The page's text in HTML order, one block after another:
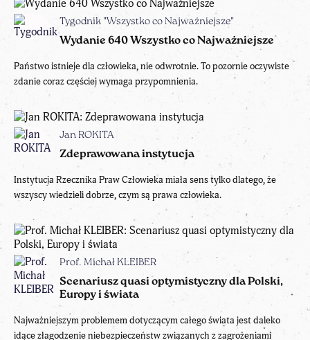
Tygodnik "Wszystko co Najważniejsze"
Wydanie 640 Wszystko co Najważniejsze
Państwo istnieje dla człowieka, nie odwrotnie. To pozornie oczywiste
zdanie coraz częściej wymaga przypomnienia.
Jan ROKITA
Zdeprawowana instytucja
Instytucja Rzecznika Praw Człowieka miała sens tylko dlatego, że
wszyscy wiedzieli dobrze, czym są prawa człowieka.
Prof. Michał KLEIBER
Scenariusz quasi optymistyczny dla Polski,
Europy i świata
Najważniejszym problemem dotyczącym całego świata jest daleko
idące złagodzenie niebezpieczeństw związanych z zagrożeniami